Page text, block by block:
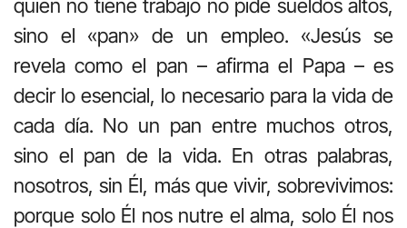
quien no tiene trabajo no pide sueldos altos,
sino el «pan» de un empleo. «Jesús se
revela como el pan – afirma el Papa – es
decir lo esencial, lo necesario para la vida de
cada día. No un pan entre muchos otros,
sino el pan de la vida. En otras palabras,
nosotros, sin Él, más que vivir, sobrevivimos:
porque solo Él nos nutre el alma, solo Él nos